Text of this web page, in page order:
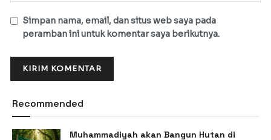
Simpan nama, email, dan situs web saya pada
peramban ini untuk komentar saya berikutnya.
Recommended
Muhammadiyah akan Bangun Hutan di